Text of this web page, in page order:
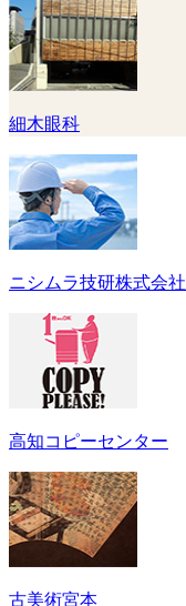
細木眼科
ニシムラ技研株式会社
高知コピーセンター
古美術宮本